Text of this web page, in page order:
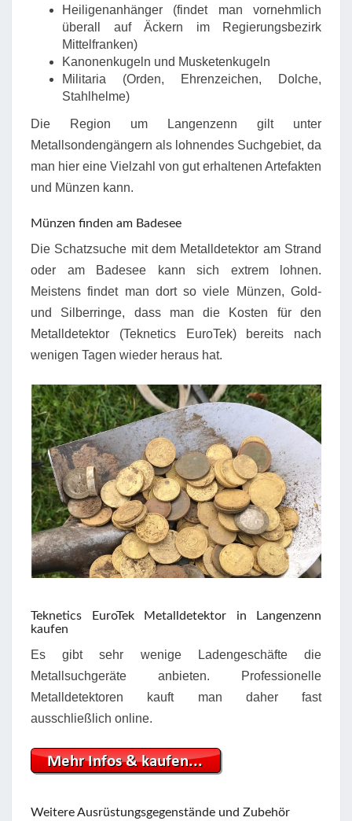
Heiligenanhänger (findet man vornehmlich
überall auf Äckern im Regierungsbezirk
Mittelfranken)
Kanonenkugeln und Musketenkugeln
Militaria (Orden, Ehrenzeichen, Dolche,
Stahlhelme)
Die Region um Langenzenn gilt unter
Metallsondengängern als lohnendes Suchgebiet, da
man hier eine Vielzahl von gut erhaltenen Artefakten
und Münzen kann.
Münzen finden am Badesee
Die Schatzsuche mit dem Metalldetektor am Strand
oder am Badesee kann sich extrem lohnen.
Meistens findet man dort so viele Münzen, Gold-
und Silberringe, dass man die Kosten für den
Metalldetektor (Teknetics EuroTek) bereits nach
wenigen Tagen wieder heraus hat.
Teknetics EuroTek Metalldetektor in Langenzenn
kaufen
Es gibt sehr wenige Ladengeschäfte die
Metallsuchgeräte anbieten. Professionelle
Metalldetektoren kauft man daher fast
ausschließlich online.
Weitere Ausrüstungsgegenstände und Zubehör